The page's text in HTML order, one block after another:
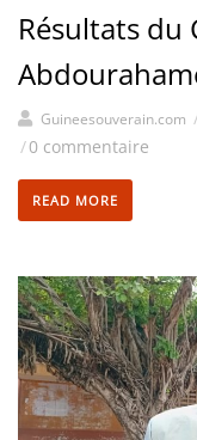
Résultats du
Guineesouverain.com
/0 commentaire
READ MORE